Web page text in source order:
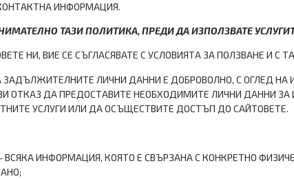
ИНФОРМАЦИЯ.
ТАЗИ ПОЛИТИКА, ПРЕДИ ДА ИЗПОЛЗВАТЕ
НИ, ВИЕ СЕ СЪГЛАСЯВАТЕ С УСЛОВИЯТА ЗА ПОЛЗВАНЕ И С
ЗАДЪЛЖИТЕЛНИТЕ ЛИЧНИ ДАННИ Е ДОБРОВОЛНО, С ОГЛЕД
ОТКАЗ ДА ПРЕДОСТАВИТЕ НЕОБХОДИМИТЕ ЛИЧНИ ДАННИ
УСЛУГИ ИЛИ ДА ОСЪЩЕСТВИТЕ ДОСТЪП ДО САЙТОВЕТЕ.
ВСЯКА ИНФОРМАЦИЯ, КОЯТО Е СВЪРЗАНА С КОНКРЕТНО